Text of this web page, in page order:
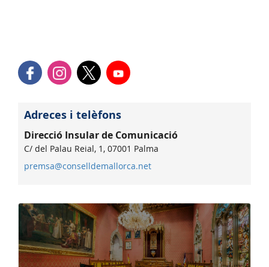
Adreces i telèfons
Direcció Insular de Comunicació
C/ del Palau Reial, 1, 07001 Palma
premsa@conselldemallorca.net